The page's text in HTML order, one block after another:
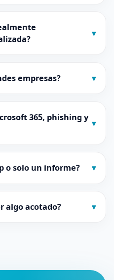
▾
empresas? ▾
365, phishing y
▾
o solo un informe? ▾
algo acotado? ▾